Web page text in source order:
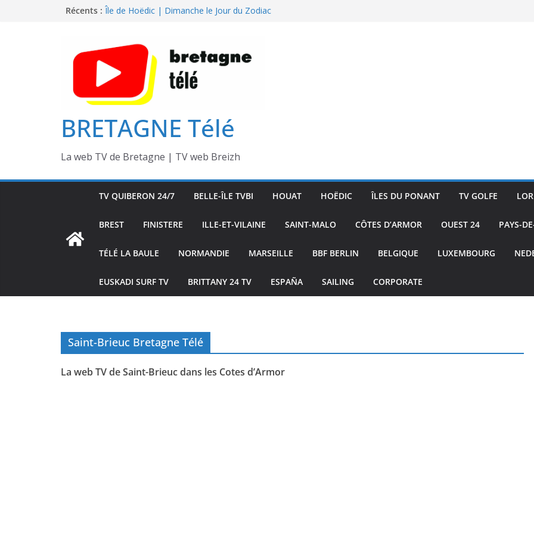
Récents : Île de Hoëdic | Sensations Fortes en Open Skiff
Île de Hoëdic | Dimanche le Jour du Zodiac
Île de Hoëdic | Le Paradis Secret sans Voiture
Île de Hoëdic | Le Sémaphore ouvert au Public
BRETAGNE Télé
La web TV de Bretagne | TV web Breizh
TV QUIBERON 24/7 BELLE-ÎLE TVBI HOUAT HOËDIC ÎLES DU PONANT TV GOLFE
BREST FINISTERE ILLE-ET-VILAINE SAINT-MALO CÔTES D’ARMOR OUEST 24 PAYS-
TÉLÉ LA BAULE NORMANDIE MARSEILLE BBF BERLIN BELGIQUE LUXEMBOURG
EUSKADI SURF TV BRITTANY 24 TV ESPAÑA SAILING CORPORATE
Saint-Brieuc Bretagne Télé
La web TV de Saint-Brieuc dans les Cotes d’Armor
MORBIHAN
Quiberon | Les Chevaux
ÎLES DU PONANT TV MORBIHAN SPORTS